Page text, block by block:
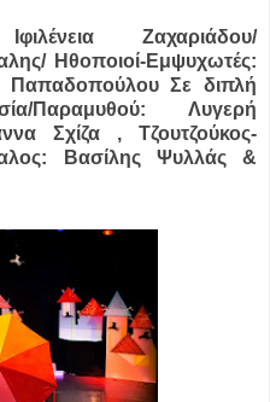
Ζαχαριάδου/
Ηθοποιοί-Εμψυχωτές:
Παπαδοπούλου Σε διπλή
Παραμυθού: Λυγερή
Σχίζα , Τζουτζούκος-
Βασίλης Ψυλλάς &